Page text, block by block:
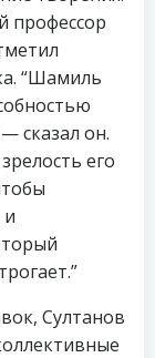
профессор
“Шамиль
сказал он.
его
и
Султанов